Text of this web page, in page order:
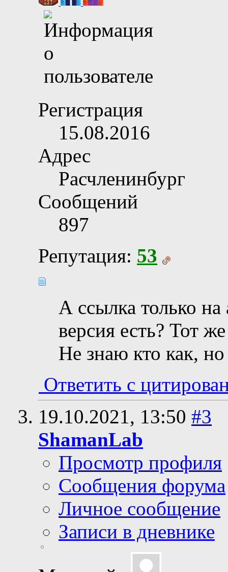
Регистрация
15.08.2016
Адрес
Расчленинбург
Сообщений
897
Репутация: 53
А ссылка только
версия есть? Тот
Не знаю кто как,
Ответить с
19.10.2021, 13:50 #3
ShamanLab
Просмотр профиля
Сообщения форума
Личное сообщение
Записи в дневнике